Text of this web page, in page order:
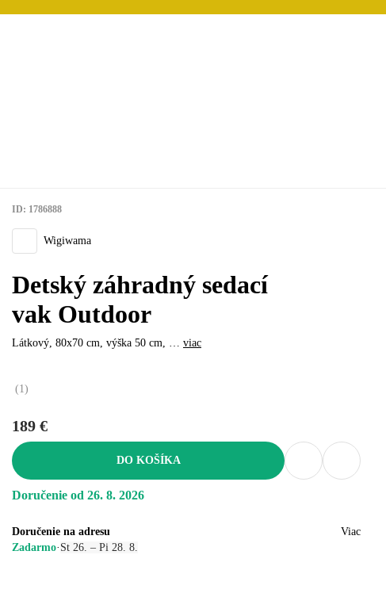
ID: 1786888
Wigiwama
Detský záhradný sedací
vak Outdoor
Látkový, 80x70 cm, výška 50 cm, … viac
(1 )
189 €
DO KOŠÍKA
Doručenie od 26. 8. 2026
Doručenie na adresu
Zadarmo· St 26. – Pi 28. 8.
Viac